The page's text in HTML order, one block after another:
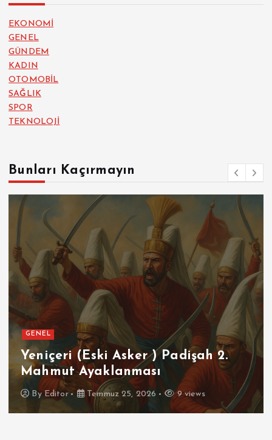
EKONOMİ
GENEL
GÜNDEM
KADIN
OTOMOBİL
SAĞLIK
SPOR
TEKNOLOJİ
Bunları Kaçırmayın
GENEL
Yeniçeri (Eski Asker ) Padişah 2.
Mahmut Ayaklanması
ByEditor Temmuz 25, 2026 9 views